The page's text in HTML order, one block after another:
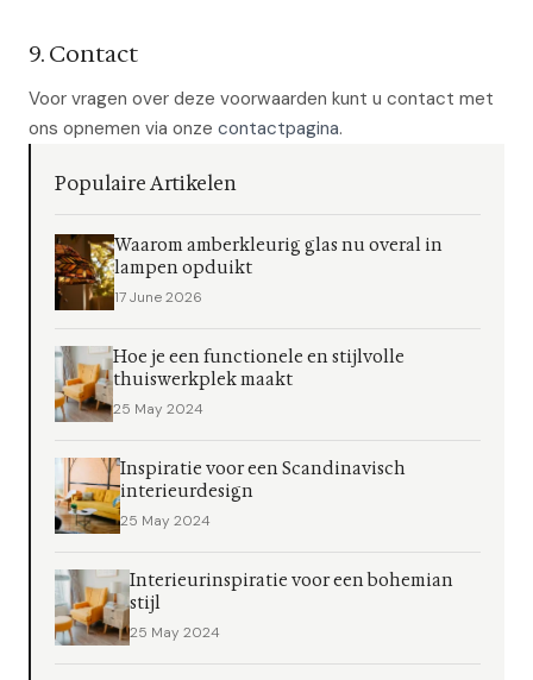
9. Contact
Voor vragen over deze voorwaarden kunt u contact met
ons opnemen via onze contactpagina.
Populaire Artikelen
Waarom amberkleurig glas nu overal in
lampen opduikt
17 June 2026
Hoe je een functionele en stijlvolle
thuiswerkplek maakt
25 May 2024
Inspiratie voor een Scandinavisch
interieurdesign
25 May 2024
Interieurinspiratie voor een bohemian
stijl
25 May 2024